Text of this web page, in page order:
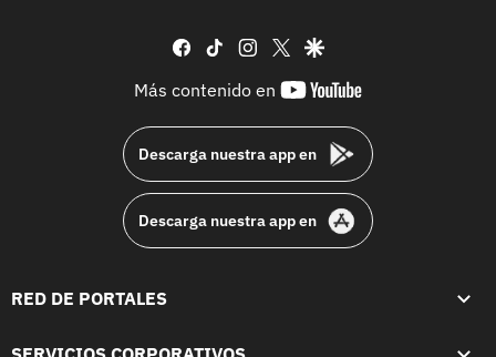
facebook
tiktok instagram
twittergoogle
Más contenido en
youtube-
Descarga nuestra app en
Descarga nuestra app en
RED DE PORTALES